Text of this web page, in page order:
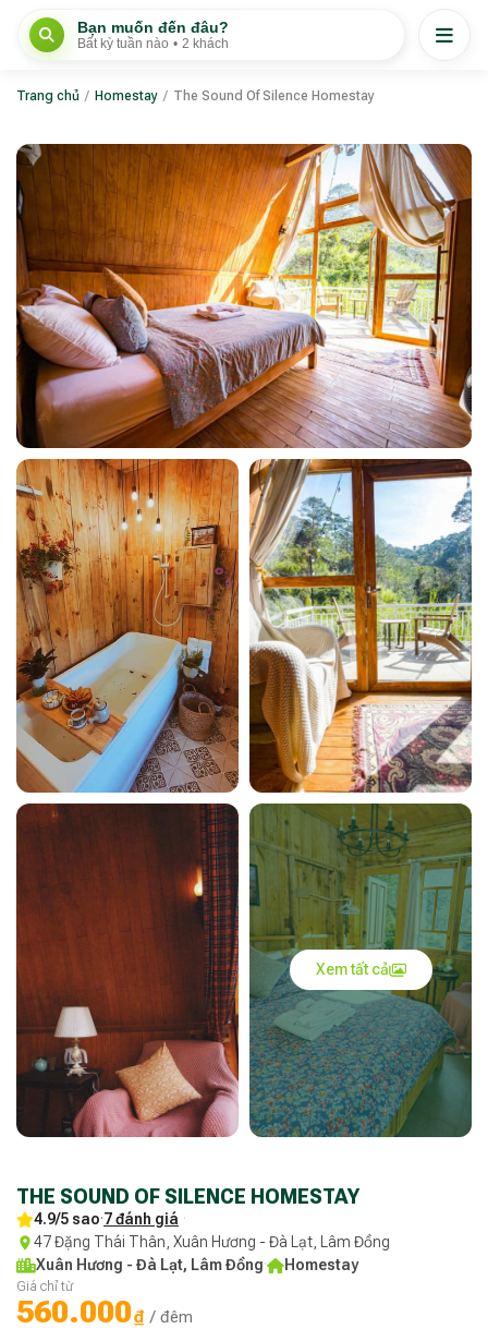
Bạn muốn đến đâu?
Bất kỳ tuần nào • 2 khách
Trang chủ / Homestay / The Sound Of Silence Homestay
Xem tất cả
THE SOUND OF SILENCE HOMESTAY
4.9/5 sao·7 đánh giá ·
47 Đặng Thái Thân, Xuân Hương - Đà Lạt, Lâm Đồng
Xuân Hương - Đà Lạt, Lâm Đồng· Homestay
Giá chỉ từ
560.000₫ / đêm